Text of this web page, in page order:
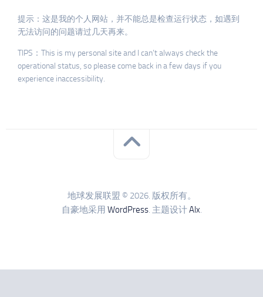
提示：这是我的个人网站，并不能总是检查运行状态，如遇到
无法访问的问题请过几天再来。
TIPS：This is my personal site and I can’t always check the
operational status, so please come back in a few days if you
experience inaccessibility.
地球发展联盟 © 2026. 版权所有。
自豪地采用 WordPress. 主题设计Alx.